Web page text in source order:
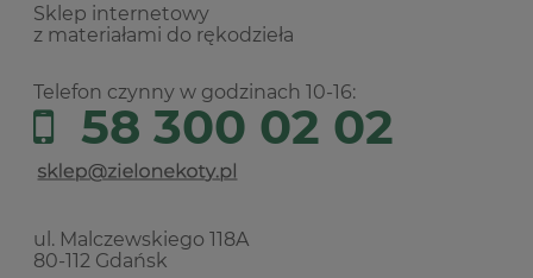
Sklep internetowy
z materiałami do rękodzieła
Telefon czynny w godzinach 10-16:
58 300 02 02
ul. Malczewskiego 118A
80-112 Gdańsk